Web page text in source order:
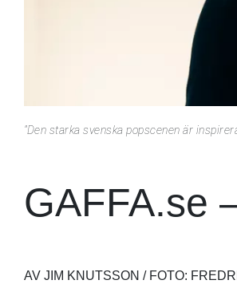
"Den starka svenska popscenen är
GAFFA.se
AV JIM KNUTSSON / FOTO: